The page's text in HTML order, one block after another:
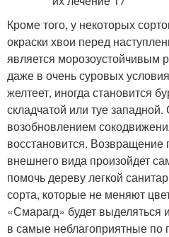
Кроме того, у некоторых
окраски хвои перед
является
даже в очень суровых
желтеет, иногда становится
складчатой или туе
возобновлением
восстановится. Возвращение
внешнего вида произойдет
помочь дереву легкой
сорта, которые не меняют
«Смарагд» будет выделяться
в самые неблагоприятные